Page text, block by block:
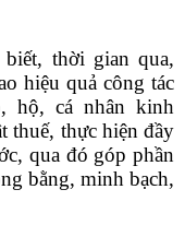
thời gian qua,
hiệu quả công tác
hộ, cá nhân kinh
thuế, thực hiện đầy
qua đó góp phần
bằng, minh bạch,